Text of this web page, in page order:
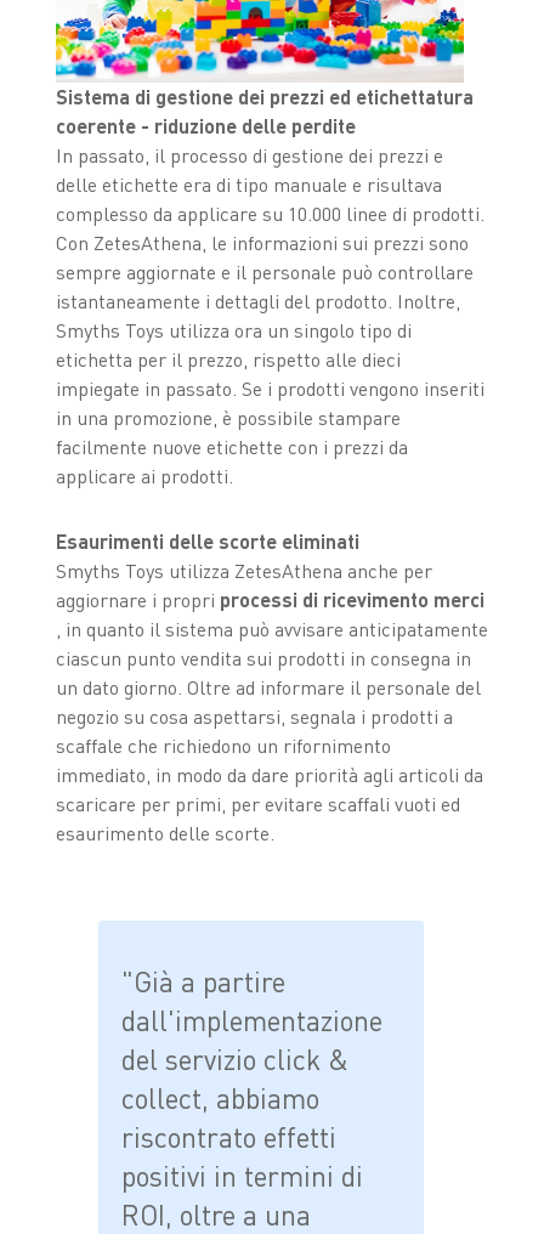
Sistema di gestione dei prezzi ed etichettatura
coerente - riduzione delle perdite
In passato, il processo di gestione dei prezzi e
delle etichette era di tipo manuale e risultava
complesso da applicare su 10.000 linee di prodotti.
Con ZetesAthena, le informazioni sui prezzi sono
sempre aggiornate e il personale può controllare
istantaneamente i dettagli del prodotto. Inoltre,
Smyths Toys utilizza ora un singolo tipo di
etichetta per il prezzo, rispetto alle dieci
impiegate in passato. Se i prodotti vengono inseriti
in una promozione, è possibile stampare
facilmente nuove etichette con i prezzi da
applicare ai prodotti.
Esaurimenti delle scorte eliminati
Smyths Toys utilizza ZetesAthena anche per
aggiornare i propri processi di ricevimento merci
, in quanto il sistema può avvisare anticipatamente
ciascun punto vendita sui prodotti in consegna in
un dato giorno. Oltre ad informare il personale del
negozio su cosa aspettarsi, segnala i prodotti a
scaffale che richiedono un rifornimento
immediato, in modo da dare priorità agli articoli da
scaricare per primi, per evitare scaffali vuoti ed
esaurimento delle scorte.
"Già a partire
dall'implementazione
del servizio click &
collect, abbiamo
riscontrato effetti
positivi in termini di
ROI, oltre a una